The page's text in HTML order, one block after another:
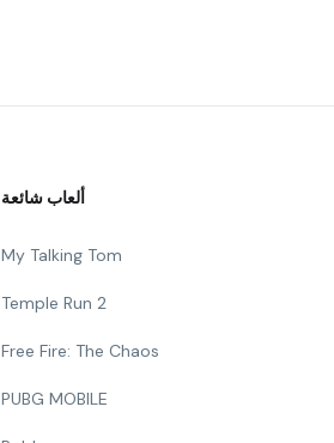
ألعاب شائعة
My Talking Tom
Temple Run 2
Free Fire: The Chaos
PUBG MOBILE